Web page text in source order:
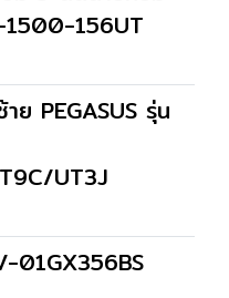
1500-156UT
ย PEGASUS รุ่น
UT3J
01GX356BS